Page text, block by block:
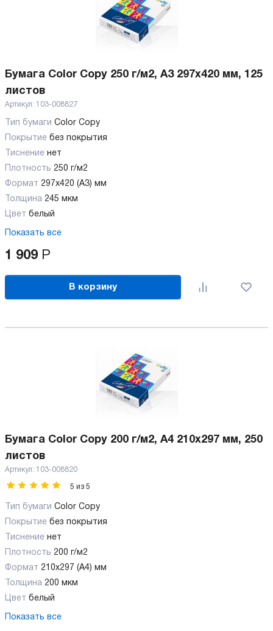
Бумага Color Copy 250 г/м2, А3 297x420 мм, 125
листов
Артикул: 103-008827
Тип бумаги Color Copy
Покрытие без покрытия
Тиснение нет
Плотность 250 г/м2
Формат 297x420 (А3) мм
Толщина 245 мкм
Цвет белый
Показать все
1 909 Р
В корзину
Бумага Color Copy 200 г/м2, А4 210x297 мм, 250
листов
Артикул: 103-008820
5 из 5
Тип бумаги Color Copy
Покрытие без покрытия
Тиснение нет
Плотность 200 г/м2
Формат 210x297 (А4) мм
Толщина 200 мкм
Цвет белый
Показать все